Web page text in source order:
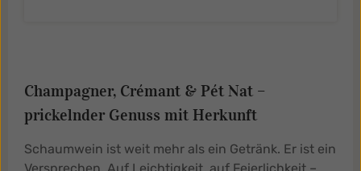
Champagner, Crémant & Pét Nat –
prickelnder Genuss mit Herkunft
Schaumwein ist weit mehr als ein Getränk. Er ist ein